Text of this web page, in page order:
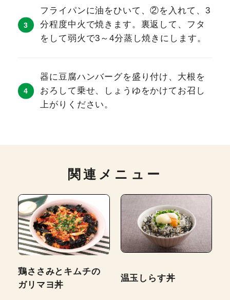
フライパンに油をひいて、②を入れて、3
分程度中火で焼きます。裏返して、フタ
をして弱火で3～4分蒸し焼きにします。
器に豆腐ハンバーグを盛り付け、大根を
おろして乗せ、しょうゆをかけてお召し
上がりください。
関連メニュー
鶏ささみとキムチの
ガリマヨ丼
温玉しらす丼